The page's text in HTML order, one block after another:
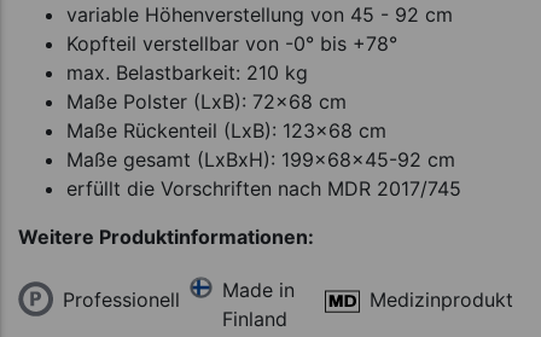
variable Höhenverstellung von 45 - 92 cm
Kopfteil verstellbar von -0° bis +78°
max. Belastbarkeit: 210 kg
Maße Polster (LxB): 72x68 cm
Maße Rückenteil (LxB): 123x68 cm
Maße gesamt (LxBxH): 199x68x45-92 cm
erfüllt die Vorschriften nach MDR 2017/745
Weitere Produktinformationen:
Professionell
Made in
Finland
Medizinprodukt